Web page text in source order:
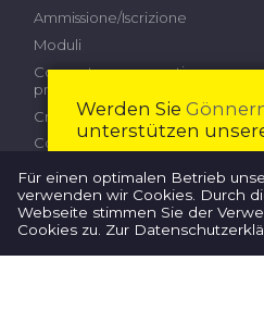
Ammissione/Iscrizione
Moduli
Competenze operative
professionali
Criteri di prestazione
Contributi
Esame professionale superiore
Commissione d'esame
Iscrizione
Werden Sie
unterstützen
Diventare
Für einen optimalen Betrieb
verwenden wir Cookies. Durch
Webseite stimmen Sie der
Cookies zu. Zur